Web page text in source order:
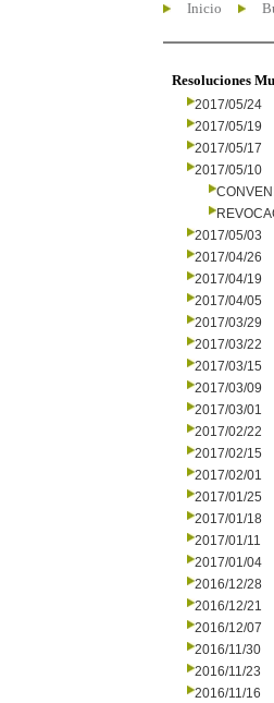
Inicio
Resoluciones
2017/05/24
2017/05/19
2017/05/17
2017/05/10
2017/05/03
2017/04/26
2017/04/19
2017/04/05
2017/03/29
2017/03/22
2017/03/15
2017/03/09
2017/03/01
2017/02/22
2017/02/15
2017/02/01
2017/01/25
2017/01/18
2017/01/11
2017/01/04
2016/12/28
2016/12/21
2016/12/07
2016/11/30
2016/11/23
2016/11/16